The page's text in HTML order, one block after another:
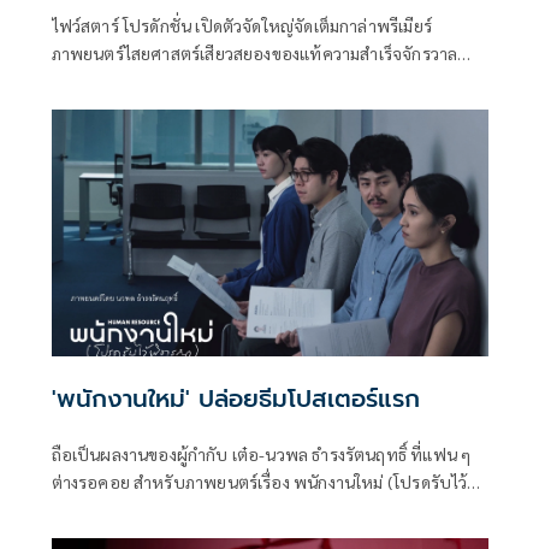
ไฟว์สตาร์ โปรดักชั่น เปิดตัวจัดใหญ่จัดเต็มกาล่าพรีเมียร์
ภาพยนตร์ไสยศาสตร์เสียวสยองของแท้ความสําเร็จจักรวาล
สยองอีกครั้งใน “พนอ2” โดยภาพยนตร์จะบอกเล่าเรื่องราวหลัง
จากที่ พนอ ได้คืนพลังเทพสามตา ชีวิตของพนอก็เหมือนถูก
รีเซ็ตเริ่มความทรงจําใหม่กับการเรียนในรั้ววิทยาลัยครูอย่างที่
เธอใฝ่ฝัน โดยมี เปี๊ยก คอยเฝ้ามองและช่วยเหลือเธออยู่ห่างๆ
'พนักงานใหม่' ปล่อยธีมโปสเตอร์แรก
ถือเป็นผลงานของผู้กำกับ เต๋อ-นวพล ธำรงรัตนฤทธิ์ ที่แฟน ๆ
ต่างรอคอย สำหรับภาพยนตร์เรื่อง พนักงานใหม่ (โปรดรับไว้
อย่างเป็นทางการ โดย GDH ร่วมสร้างกับ One Cool Connect